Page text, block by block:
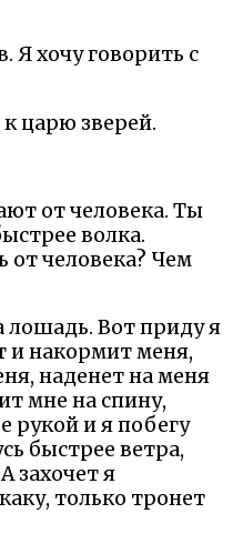
Я хочу говорить с
царю зверей.
от человека. Ты
волка.
человека? Чем
лошадь. Вот приду я
и накормит меня,
наденет на меня
мне на спину,
рукой и я побегу
быстрее ветра,
захочет я
только тронет